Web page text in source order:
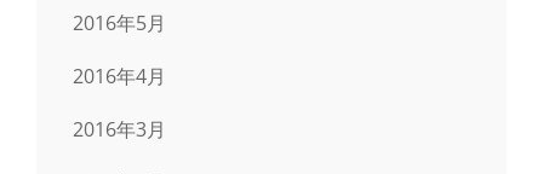
2016年5月
2016年4月
2016年3月